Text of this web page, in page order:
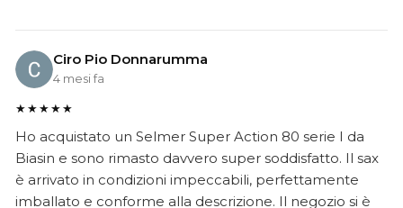
Ciro Pio Donnarumma
4 mesi fa
★★★★★
Ho acquistato un Selmer Super Action 80 serie I da
Biasin e sono rimasto davvero super soddisfatto. Il sax
è arrivato in condizioni impeccabili, perfettamente
imballato e conforme alla descrizione. Il negozio si è